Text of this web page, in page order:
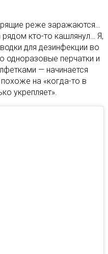
реже заражаются…
кто-то кашлянул… Я,
для дезинфекции во
одноразовые перчатки и
— начинается
на «когда-то в
укрепляет».